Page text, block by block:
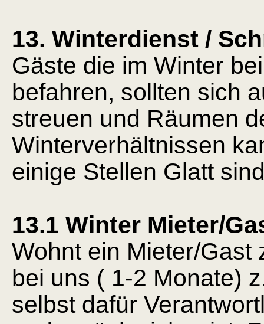
13. Winterdienst /
Gäste die im Winter
befahren, sollten sich
streuen und Räumen
Winterverhältnissen
einige Stellen Glatt
13.1 Winter Mieter/
Wohnt ein Mieter/Gast
bei uns ( 1-2 Monate)
selbst dafür